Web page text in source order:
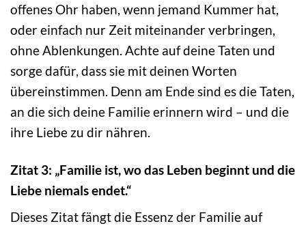
offenes Ohr haben, wenn jemand Kummer hat,
oder einfach nur Zeit miteinander verbringen,
ohne Ablenkungen. Achte auf deine Taten und
sorge dafür, dass sie mit deinen Worten
übereinstimmen. Denn am Ende sind es die Taten,
an die sich deine Familie erinnern wird – und die
ihre Liebe zu dir nähren.
Zitat 3: „Familie ist, wo das Leben beginnt und die
Liebe niemals endet.“
Dieses Zitat fängt die Essenz der Familie auf